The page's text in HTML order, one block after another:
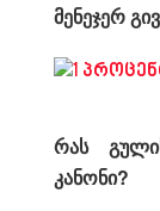
მენეჯერ
რას
კანონი?